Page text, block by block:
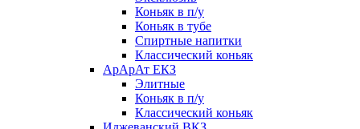
Коньяк в п/у
Коньяк в тубе
Спиртные напитки
Классический коньяк
АрАрАт ЕКЗ
Элитные
Коньяк в п/у
Классический коньяк